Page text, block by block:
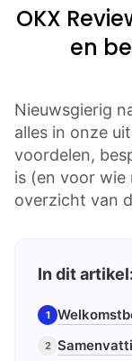
OKX
en
Nieuwsgierig
alles in onze
voordelen,
is (en voor wie
overzicht van
In dit artikel:
1
2